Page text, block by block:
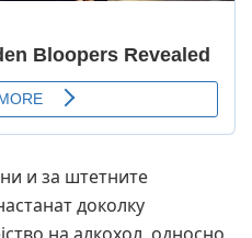
и за штетните
доколку